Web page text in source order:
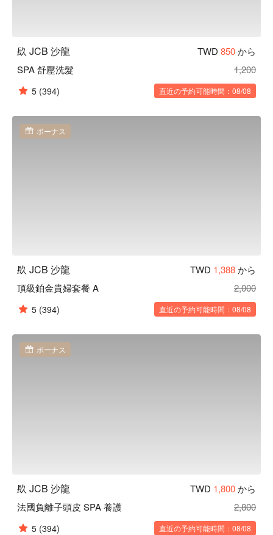
镹 JCB 沙龍 TWD 850から
SPA 舒壓洗髮
1,200
5 (394) 直近の予約可能時間：08/08
ボーナス
镹 JCB 沙龍 TWD 1,388から
頂級鉑金貴婦套餐 A
2,000
5 (394) 直近の予約可能時間：08/08
ボーナス
镹 JCB 沙龍 TWD 1,800から
法國負離子頭皮 SPA 養護
2,800
5 (394) 直近の予約可能時間：08/08